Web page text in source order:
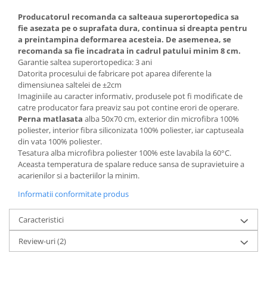
Producatorul recomanda ca salteaua superortopedica sa
fie asezata pe o suprafata dura, continua si dreapta pentru
a preintampina deformarea acesteia. De asemenea, se
recomanda sa fie incadrata in cadrul patului minim 8 cm.
Garantie saltea superortopedica: 3 ani
Datorita procesului de fabricare pot aparea diferente la
dimensiunea saltelei de ±2cm
Imaginiile au caracter informativ, produsele pot fi modificate de
catre producator fara preaviz sau pot contine erori de operare.
Perna matlasata alba 50x70 cm, exterior din microfibra 100%
poliester, interior fibra siliconizata 100% poliester, iar captuseala
din vata 100% poliester.
Tesatura alba microfibra poliester 100% este lavabila la 60°C.
Aceasta temperatura de spalare reduce sansa de supravietuire a
acarienilor si a bacteriilor la minim.
Informatii conformitate produs
Caracteristici
Review-uri(2)